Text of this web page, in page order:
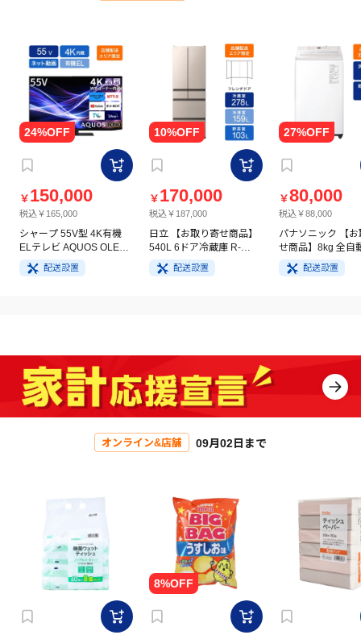
￥ 150,000
税込￥165,000
シャープ 55V型 4K有機
ELテレビ AQUOS OLED
4T-C55GQ3
配送設置
￥ 170,000
税込￥187,000
日立 【お取り寄せ商品】
540L 6ドア冷蔵庫 R-
HW54V(N) ライトゴール
ド
配送設置
￥80,000
税込￥88,000
パナソニック 【お
せ商品】8kg 全自
洗濯機 NA-
イト
配送設置
オンライン&店舗 09月02日まで